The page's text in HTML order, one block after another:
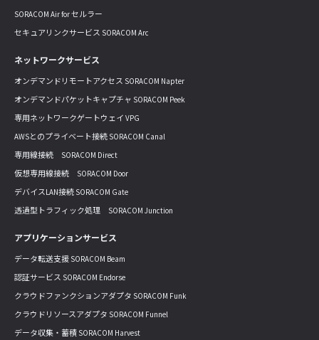
SORACOM Air for セルラー
セキュアリンクサービス SORACOM Arc
ネットワークサービス
オンデマンドリモートアクセス SORACOM Napter
オンデマンドパケットキャプチャ SORACOM Peek
専用ネットワークゲートウェイ VPG
AWSとのプライベート接続 SORACOM Canal
専用線接続 SORACOM Direct
仮想専用線接続 SORACOM Door
デバイスLAN接続 SORACOM Gate
透過型トラフィック処理 SORACOM Junction
アプリケーションサービス
データ転送支援 SORACOM Beam
認証サービス SORACOM Endorse
クラウドファンクションアダプタ SORACOM Funk
クラウドリソースアダプタ SORACOM Funnel
データ収集・蓄積 SORACOM Harvest